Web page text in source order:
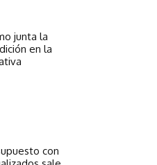
junta la
en la
con